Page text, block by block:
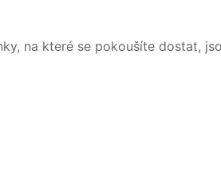
na které se pokoušíte dostat,